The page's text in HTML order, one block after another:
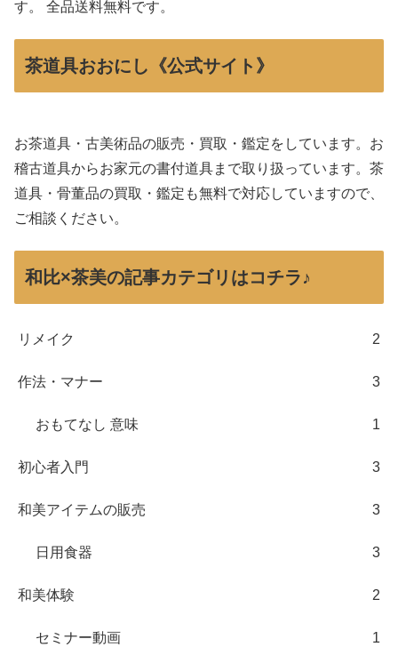
す。 全品送料無料です。
茶道具おおにし《公式サイト》
お茶道具・古美術品の販売・買取・鑑定をしています。お
稽古道具からお家元の書付道具まで取り扱っています。茶
道具・骨董品の買取・鑑定も無料で対応していますので、
ご相談ください。
和比×茶美の記事カテゴリはコチラ♪
リメイク 2
作法・マナー 3
おもてなし 意味 1
初心者入門 3
和美アイテムの販売 3
日用食器 3
和美体験 2
セミナー動画 1